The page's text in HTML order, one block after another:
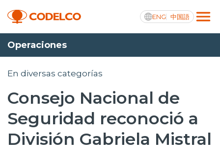
ENG 中国語
Transparencia activa
Nosotros
Operaciones
Operaciones
En diversas categorías
Consejo Nacional de
Seguridad reconoció a
División Gabriela Mistral